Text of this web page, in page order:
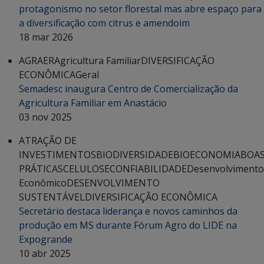
protagonismo no setor florestal mas abre espaço para
a diversificação com citrus e amendoim
18 mar 2026
AGRAERAgricultura FamiliarDIVERSIFICAÇÃO
ECONÔMICAGeral
Semadesc inaugura Centro de Comercialização da
Agricultura Familiar em Anastácio
03 nov 2025
ATRAÇÃO DE
INVESTIMENTOSBIODIVERSIDADEBIOECONOMIA
PRÁTICASCELULOSECONFIABILIDADEDesenvolvimento
EconômicoDESENVOLVIMENTO
SUSTENTÁVELDIVERSIFICAÇÃO ECONÔMICA
Secretário destaca liderança e novos caminhos da
produção em MS durante Fórum Agro do LIDE na
Expogrande
10 abr 2025